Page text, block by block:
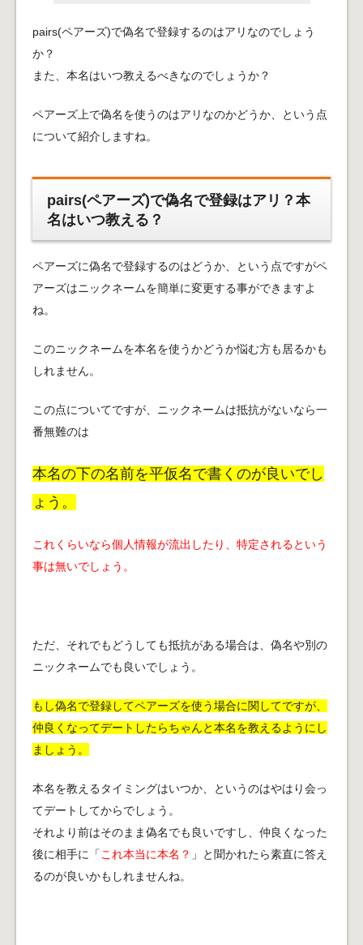
pairs(ペアーズ)で偽名で登録するのはアリなのでしょう
か？
また、本名はいつ教えるべきなのでしょうか？
ペアーズ上で偽名を使うのはアリなのかどうか、という点
について紹介しますね。
pairs(ペアーズ)で偽名で登録はアリ？本
名はいつ教える？
ペアーズに偽名で登録するのはどうか、という点ですがペ
アーズはニックネームを簡単に変更する事ができますよ
ね。
このニックネームを本名を使うかどうか悩む方も居るかも
しれません。
この点についてですが、ニックネームは抵抗がないなら一
番無難のは
本名の下の名前を平仮名で書くのが良いでし
ょう。
これくらいなら個人情報が流出したり、特定されるという
事は無いでしょう。
ただ、それでもどうしても抵抗がある場合は、偽名や別の
ニックネームでも良いでしょう。
もし偽名で登録してペアーズを使う場合に関してですが、
仲良くなってデートしたらちゃんと本名を教えるようにし
ましょう。
本名を教えるタイミングはいつか、というのはやはり会っ
てデートしてからでしょう。
それより前はそのまま偽名でも良いですし、仲良くなった
後に相手に「 これ本当に本名？ 」と聞かれたら素直に答え
るのが良いかもしれませんね。